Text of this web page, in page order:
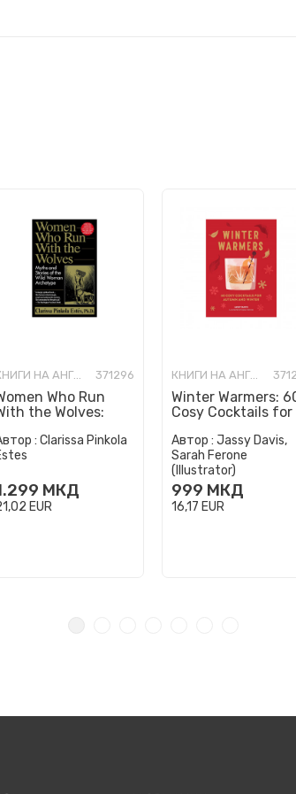
КНИГИ НА АНГЛИСКИ ЈАЗИК 371296
Who Run
the Wolves:
Wild Woman
: Clarissa Pinkola
МКД
EUR
КНИГИ НА АНГЛИСКИ ЈАЗИК
Winter Warmers:
Cosy Cocktails for
Автор : Jassy Davis,
Sarah Ferone
(Illustrator)
999 МКД
16,17 EUR